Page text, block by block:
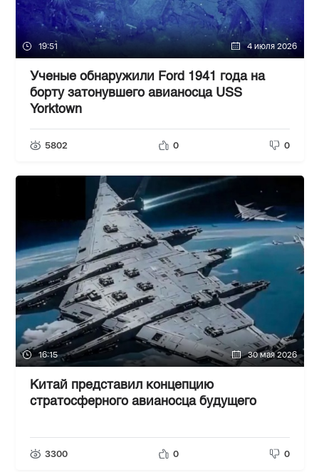
19:51 4 июля 2026
Ученые обнаружили Ford 1941 года на
борту затонувшего авианосца USS
Yorktown
5802 0 0
16:15 30 мая 2026
Китай представил концепцию
стратосферного авианосца будущего
3300 0 0